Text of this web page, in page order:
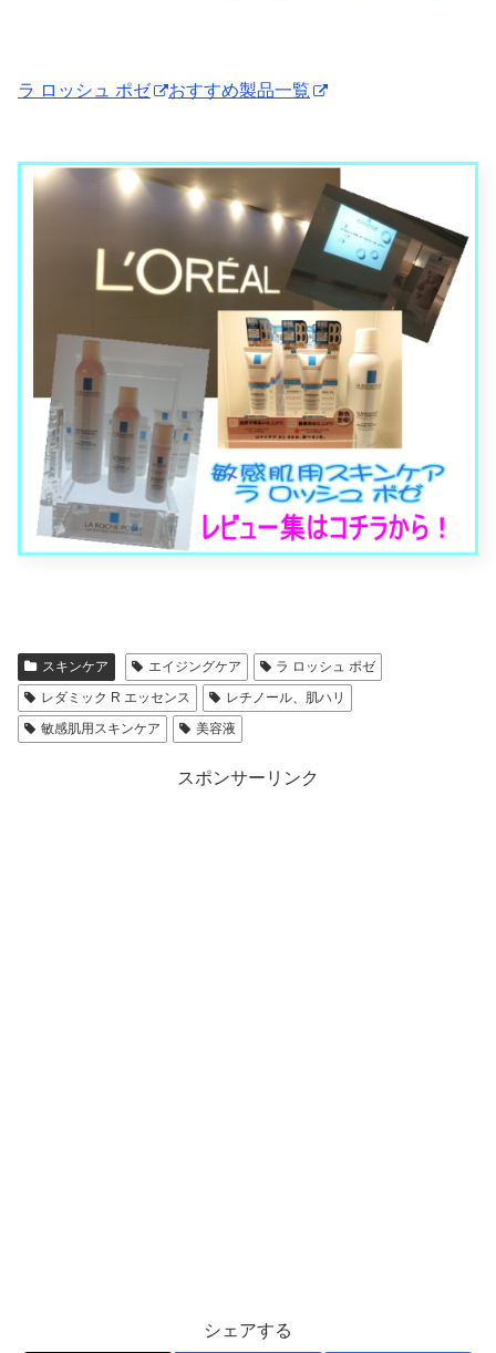
ラ ロッシュ ポゼ おすすめ製品一覧
スキンケア エイジングケア
ラ ロッシュ ポゼ
レダミック R エッセンス
レチノール、肌ハリ
敏感肌用スキンケア
美容液
スポンサーリンク
シェアする